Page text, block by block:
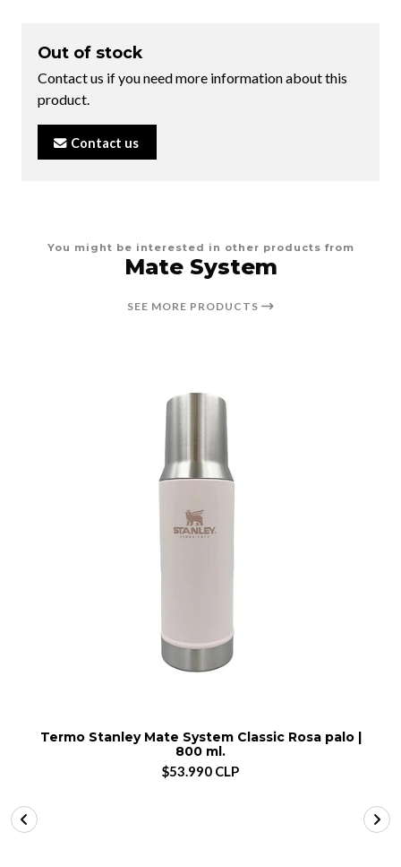
Out of stock
Contact us if you need more information about this
product.
Contact us
You might be interested in other products from
Mate System
SEE MORE PRODUCTS
Termo Stanley Mate System Classic Rosa palo |
800 ml.
$53.990 CLP